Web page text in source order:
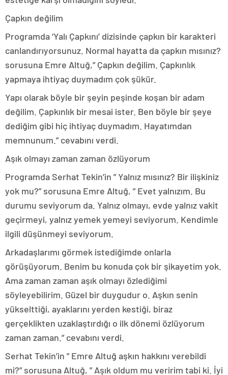
Çapkın değilim
Programda ‘Yalı Çapkını’ dizisinde çapkın bir karakteri
canlandırıyorsunuz. Normal hayatta da çapkın mısınız?
sorusuna Emre Altuğ,” Çapkın değilim. Çapkınlık
yapmaya ihtiyaç duymadım çok şükür.
Yapı olarak böyle bir şeyin peşinde koşan bir adam
değilim. Çapkınlık bir mesai ister. Ben böyle bir şeye
dediğim gibi hiç ihtiyaç duymadım. Hayatımdan
memnunum.” cevabını verdi.
Aşık olmayı zaman zaman özlüyorum
Programda Serhat Tekin’in ” Yalnız mısınız? Bir ilişkiniz
yok mu?” sorusuna Emre Altuğ, ” Evet yalnızım. Bu
durumu seviyorum da. Yalnız olmayı, evde yalnız vakit
geçirmeyi, yalnız yemek yemeyi seviyorum. Kendimle
ilgili düşünmeyi seviyorum.
Arkadaşlarımı görmek istediğimde onlarla
görüşüyorum. Benim bu konuda çok bir şikayetim yok.
Ama zaman zaman aşık olmayı özlediğimi
söyleyebilirim. Güzel bir duygudur o. Aşkın senin
yükselttiği, ayaklarını yerden kestiği, biraz
gerçeklikten uzaklaştırdığı o ilk dönemi özlüyorum
zaman zaman.” cevabını verdi.
Serhat Tekin’in ” Emre Altuğ aşkın hakkını verebildi
mi?” sorusuna Altuğ, ” Aşık oldum mu veririm tabi ki. İyi